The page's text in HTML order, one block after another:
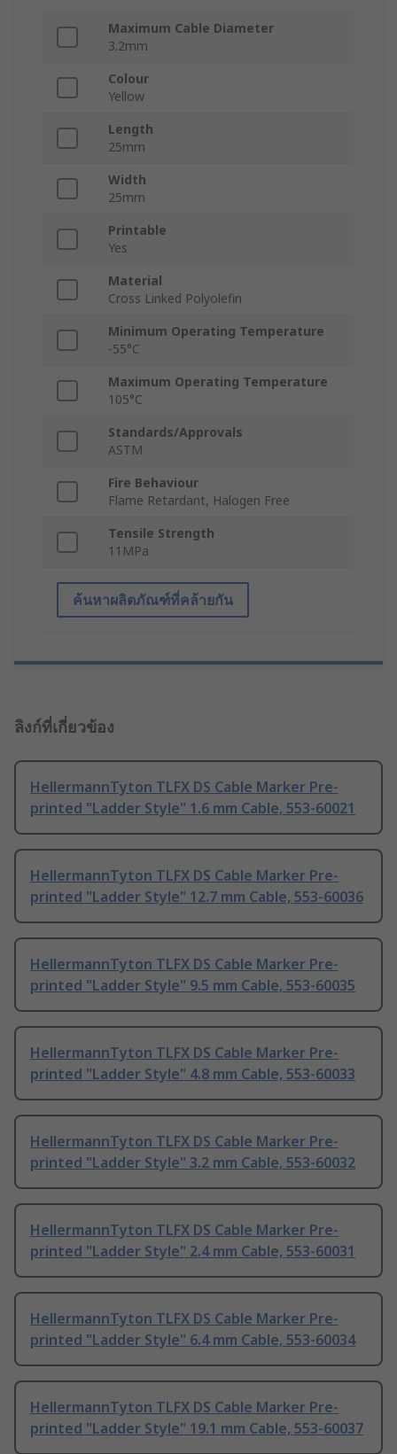
Maximum Cable Diameter
3.2mm
Colour
Yellow
Length
25mm
Width
25mm
Printable
Yes
Material
Cross Linked Polyolefin
Minimum Operating Temperature
-55°C
Maximum Operating Temperature
105°C
Standards/Approvals
ASTM
Fire Behaviour
Flame Retardant, Halogen Free
Tensile Strength
11MPa
ค้นหาผลิตภัณฑ์ที่คล้ายกัน
ลิงก์ที่เกี่ยวข้อง
HellermannTyton TLFX DS Cable Marker Pre-
printed "Ladder Style" 1.6 mm Cable, 553-60021
HellermannTyton TLFX DS Cable Marker Pre-
printed "Ladder Style" 12.7 mm Cable, 553-60036
HellermannTyton TLFX DS Cable Marker Pre-
printed "Ladder Style" 9.5 mm Cable, 553-60035
HellermannTyton TLFX DS Cable Marker Pre-
printed "Ladder Style" 4.8 mm Cable, 553-60033
HellermannTyton TLFX DS Cable Marker Pre-
printed "Ladder Style" 3.2 mm Cable, 553-60032
HellermannTyton TLFX DS Cable Marker Pre-
printed "Ladder Style" 2.4 mm Cable, 553-60031
HellermannTyton TLFX DS Cable Marker Pre-
printed "Ladder Style" 6.4 mm Cable, 553-60034
HellermannTyton TLFX DS Cable Marker Pre-
printed "Ladder Style" 19.1 mm Cable, 553-60037